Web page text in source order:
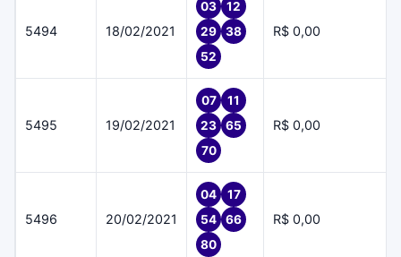
5494 18/02/2021
03
12
29
38
52
R$ 0,00
5495 19/02/2021
07
11
23
65
70
R$ 0,00
5496 20/02/2021
04
17
54
66
80
R$ 0,00